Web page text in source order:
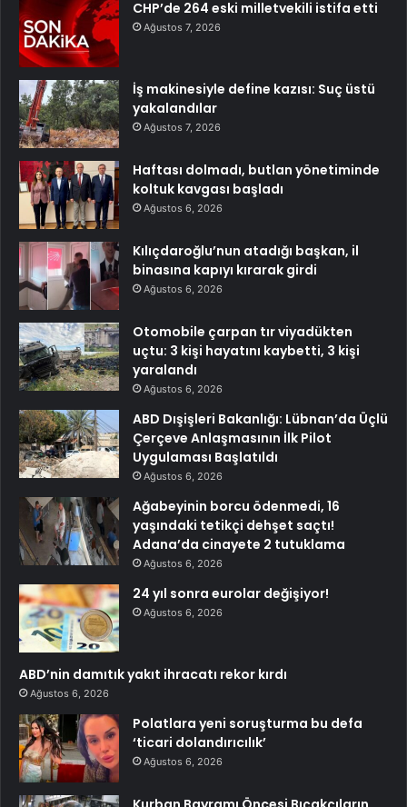
CHP’de 264 eski milletvekili istifa etti
Ağustos 7, 2026
İş makinesiyle define kazısı: Suç üstü
yakalandılar
Ağustos 7, 2026
Haftası dolmadı, butlan yönetiminde
koltuk kavgası başladı
Ağustos 6, 2026
Kılıçdaroğlu’nun atadığı başkan, il
binasına kapıyı kırarak girdi
Ağustos 6, 2026
Otomobile çarpan tır viyadükten
uçtu: 3 kişi hayatını kaybetti, 3 kişi
yaralandı
Ağustos 6, 2026
ABD Dışişleri Bakanlığı: Lübnan’da Üçlü
Çerçeve Anlaşmasının İlk Pilot
Uygulaması Başlatıldı
Ağustos 6, 2026
Ağabeyinin borcu ödenmedi, 16
yaşındaki tetikçi dehşet saçtı!
Adana’da cinayete 2 tutuklama
Ağustos 6, 2026
24 yıl sonra eurolar değişiyor!
Ağustos 6, 2026
ABD’nin damıtık yakıt ihracatı rekor kırdı
Ağustos 6, 2026
Polatlara yeni soruşturma bu defa
‘ticari dolandırıcılık’
Ağustos 6, 2026